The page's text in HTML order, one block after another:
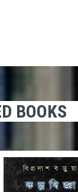
BOOKS